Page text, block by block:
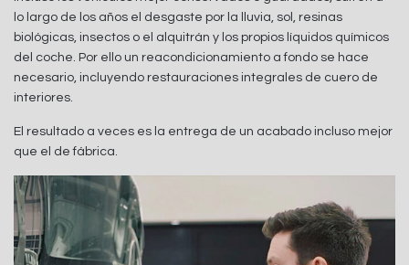
lo largo de los años el desgaste por la lluvia, sol, resinas
biológicas, insectos o el alquitrán y los propios líquidos químicos
del coche. Por ello un reacondicionamiento a fondo se hace
necesario, incluyendo restauraciones integrales de cuero de
interiores.
El resultado a veces es la entrega de un acabado incluso mejor
que el de fábrica.